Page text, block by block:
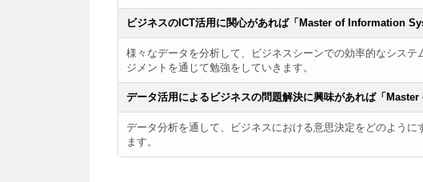
ビジネスのICT活用に関心があれば「Master of Information
様々なデータを分析して、ビジネスシーンでの効率的なシス
ジメントを通じて勉強をしていきます。
データ活用によるビジネスの問題解決に興味があれば「
データ分析を通して、ビジネスにおける意思決定をどのよう
ます。